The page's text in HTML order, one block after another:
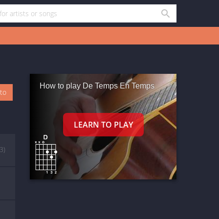
How to play De Temps En Temps